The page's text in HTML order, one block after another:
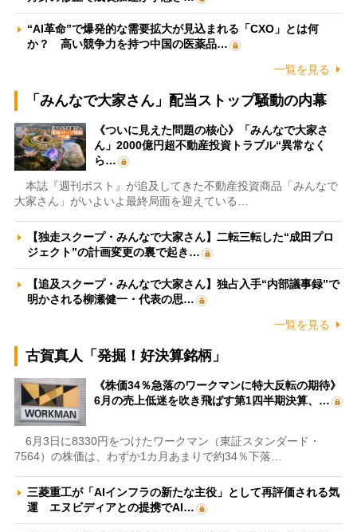
“AI革命”で爆発的な需要拡大が見込まれる「CXO」とは何
か？ 高い競争力を持つ中国の医薬品…
一覧を見る
「みんなで大家さん」配当ストップ騒動の内幕
《ついに見えた問題の核心》「みんなで大家さ
ん」2000億円超不動産投資トラブル“異常なく
ら…
本誌『週刊ポスト』が追及してきた不動産投資商品「みんなで
大家さん」がいよいよ最終局面を迎えている…
【独走スクープ・みんなで大家さん】二転三転した“成田プロ
ジェクト”の計画変更の裏で起き…
【追及スクープ・みんなで大家さん】独占入手“内部議事録”で
明かされる柳瀬健一・代表の思…
一覧を見る
古賀真人「発掘！好決算銘柄」
《株価34％急落のワークマンに特大反転の期待》
6月の売上低迷を吹き飛ばす第1四半期決算、…
6月3日に8330円をつけたワークマン（東証スタンダード・
7564）の株価は、わずか1カ月あまりで約34％下落…
三菱重工が「AIインフラの新たな主役」として再評価される気
運 エヌビディアとの提携でAI…